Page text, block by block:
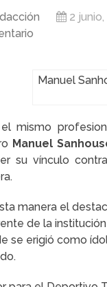
2 junio,
Manuel
mismo
Manuel
su vínculo
manera el
de la
se erigió como